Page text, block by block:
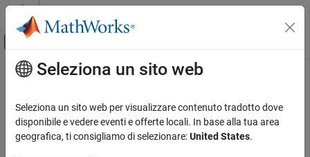
Vai al contenuto
Attiva/disattiva menu di navigazione
Pagina iniziale della documentazione
FPGA, ASIC, and SoC Development
Contenuto principale
Seleziona un sito web
Seleziona un sito web per visualizzare contenuto tradotto dove
disponibile e vedere eventi e offerte locali. In base alla tua area
geografica, ti consigliamo di selezionare:United States.